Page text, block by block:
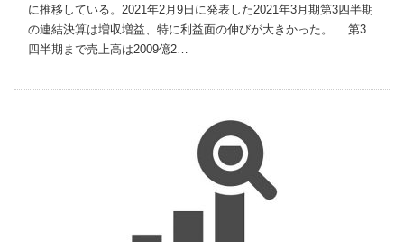
に推移している。2021年2月9日に発表した2021年3月期第3四半期
の連結決算は増収増益、特に利益面の伸びが大きかった。 第3
四半期まで売上高は2009億2…